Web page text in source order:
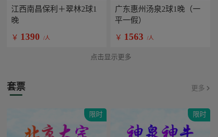
江西南昌保利＋翠林2球1
晚
￥ 1390 /人
广东惠州汤泉2球1晚（一
平一假）
￥ 1563 /人
点击显示更多
套票 更多
限时 限时